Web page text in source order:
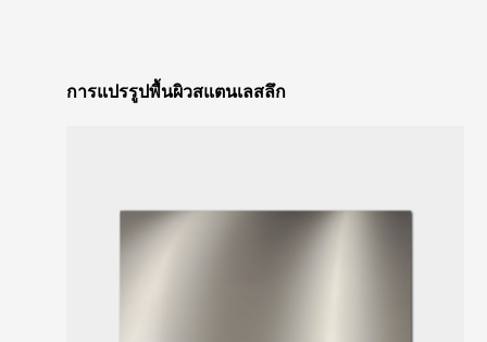
การแปรรูปพื้นผิวสแตนเลสลึก